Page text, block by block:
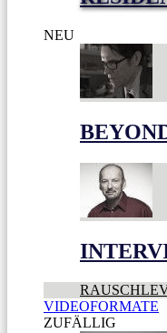
NEU
VIDEOFORMATE
ZUFÄLLIG